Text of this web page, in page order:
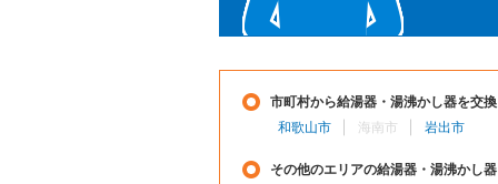
市町村から給湯器・湯沸かし器を交
和歌山市
海南市 岩出市
その他のエリアの給湯器・湯沸かし